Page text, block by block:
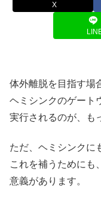
X
体外離脱を目指す場
ヘミシンクのゲート
実行されるのが、も
ただ、ヘミシンクに
これを補うためにも
意義があります。